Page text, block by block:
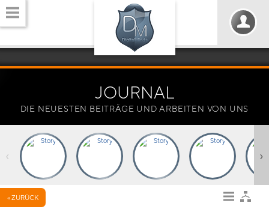
JOURNAL
DIE NEUESTEN BEITRÄGE UND ARBEITEN VON UNS
‹ ›
« ZURÜCK